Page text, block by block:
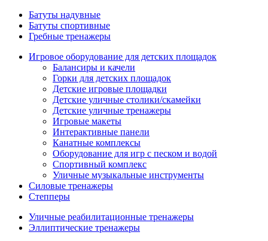
Батуты надувные
Батуты спортивные
Гребные тренажеры
Игровое оборудование для детских площадок
Балансиры и качели
Горки для детских площадок
Детские игровые площадки
Детские уличные столики/скамейки
Детские уличные тренажеры
Игровые макеты
Интерактивные панели
Канатные комплексы
Оборудование для игр с песком и водой
Спортивный комплекс
Уличные музыкальные инструменты
Силовые тренажеры
Степперы
Уличные реабилитационные тренажеры
Эллиптические тренажеры